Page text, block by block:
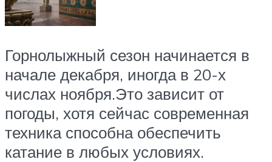
Горнолыжный сезон начинается в
начале декабря, иногда в 20-х
числах ноября.Это зависит от
погоды, хотя сейчас современная
техника способна обеспечить
катание в любых условиях.